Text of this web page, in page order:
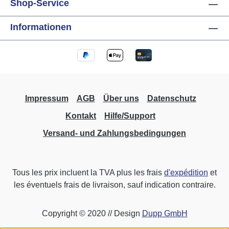
Shop-Service
Informationen
Impressum AGB Über uns
Datenschutz
Kontakt
Hilfe/Support
Versand- und Zahlungsbedingungen
Tous les prix incluent la TVA plus les frais d'expédition et
les éventuels frais de livraison, sauf indication contraire.
Copyright © 2020 // Design Dupp GmbH